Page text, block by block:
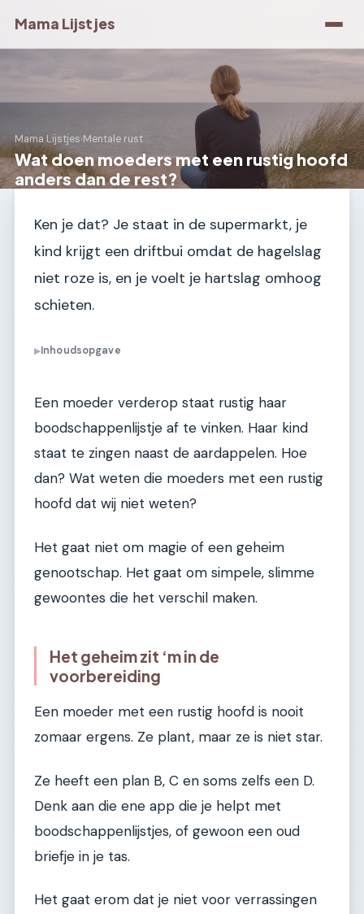
Mama Lijstjes
Mama Lijstjes›Mentale rust
Wat doen moeders met een rustig hoofd
anders dan de rest?
Ken je dat? Je staat in de supermarkt, je
kind krijgt een driftbui omdat de hagelslag
niet roze is, en je voelt je hartslag omhoog
schieten.
▶Inhoudsopgave
Een moeder verderop staat rustig haar
boodschappenlijstje af te vinken. Haar kind
staat te zingen naast de aardappelen. Hoe
dan? Wat weten die moeders met een rustig
hoofd dat wij niet weten?
Het gaat niet om magie of een geheim
genootschap. Het gaat om simpele, slimme
gewoontes die het verschil maken.
Het geheim zit ‘m in de
voorbereiding
Een moeder met een rustig hoofd is nooit
zomaar ergens. Ze plant, maar ze is niet star.
Ze heeft een plan B, C en soms zelfs een D.
Denk aan die ene app die je helpt met
boodschappenlijstjes, of gewoon een oud
briefje in je tas.
Het gaat erom dat je niet voor verrassingen